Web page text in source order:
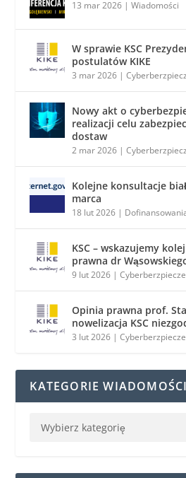
13 mar 2026 |Wiadomości
W sprawie KSC
postulatów KIKE
3 mar 2026 |
Nowy akt o
realizacji celu
dostaw
2 mar 2026 |
Kolejne konsultacje
marca
18 lut 2026 |
KSC – wskazujemy
prawna dr
9 lut 2026 |
Opinia prawna prof.
nowelizacja KSC
3 lut 2026 |
KATEGORIE WIADOMOŚCI